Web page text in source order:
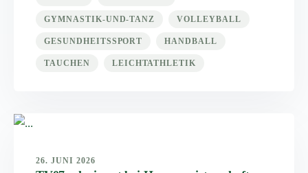
GYMNASTIK-UND-TANZ VOLLEYBALL
GESUNDHEITSSPORT HANDBALL
TAUCHEN LEICHTATHLETIK
26. JUNI 2026